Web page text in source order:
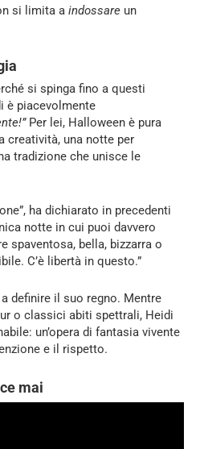
si limita a indossare un
si spinga fino a questi
è piacevolmente
Per lei, Halloween è pura
creatività, una notte per
tradizione che unisce le
ha dichiarato in precedenti
notte in cui puoi davvero
spaventosa, bella, bizzarra o
C’è libertà in questo.”
definire il suo regno. Mentre
o classici abiti spettrali, Heidi
un’opera di fantasia vivente
e il rispetto.
mai